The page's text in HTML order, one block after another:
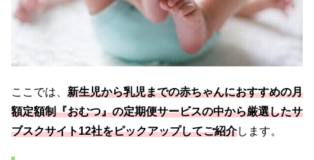
ここでは、 新生児から乳児までの赤ちゃんにおすすめの月
額定額制『おむつ』の定期便サービスの中から厳選したサ
ブスクサイト12社をピックアップしてご紹介します。